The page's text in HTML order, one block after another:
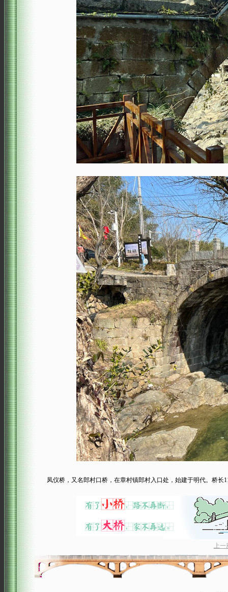
凤仪桥，又名郎村口桥，在章村镇郎村入口处，始建于明代。桥长
上一